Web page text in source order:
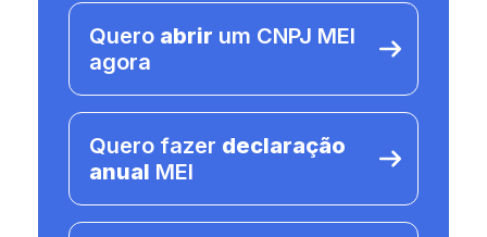
Quero abrir um CNPJ MEI
agora
Quero fazer declaração
anual MEI